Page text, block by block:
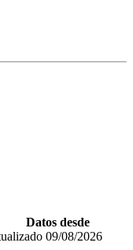
Datos desde
09/08/2026